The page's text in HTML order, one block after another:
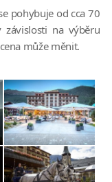
pohybuje od cca 70
závislosti na výběru
může měnit.